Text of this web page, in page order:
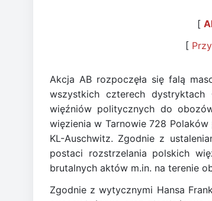
[
[
Akcja AB rozpoczęła się falą
wszystkich czterech
więźniów politycznych do
więzienia w Tarnowie 728
KL-Auschwitz. Zgodnie z
postaci rozstrzelania polskich
brutalnych aktów m.in. na terenie
Zgodnie z wytycznymi Hansa